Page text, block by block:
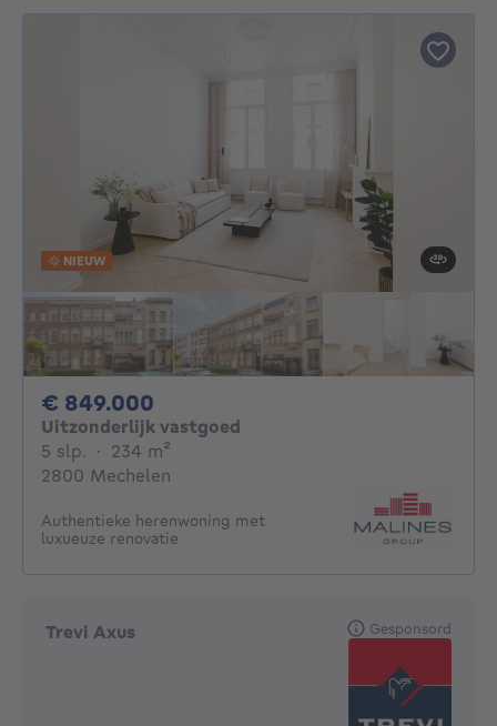
NIEUW
€ 849.000
Uitzonderlijk vastgoed
5 slp. 5 slaapkamers
· 234 m²
2800 Mechelen
Authentieke herenwoning met
luxueuze renovatie
Trevi Axus Gesponsord